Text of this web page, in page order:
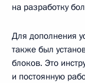
на разработку
Для дополнения
также был
блоков. Это
и постоянную